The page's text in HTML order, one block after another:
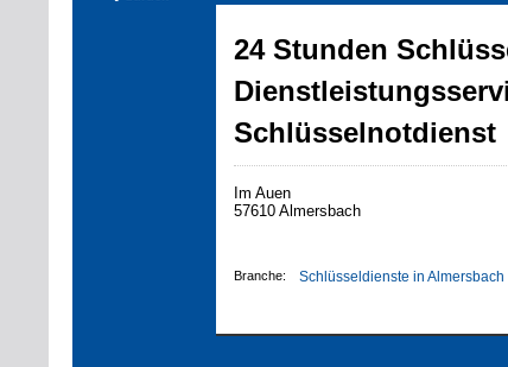
24 Stunden
Schlüsselnotdienst
Im Auen
57610 Almersbach
Branche: Schlüsseldienste in Almersbach